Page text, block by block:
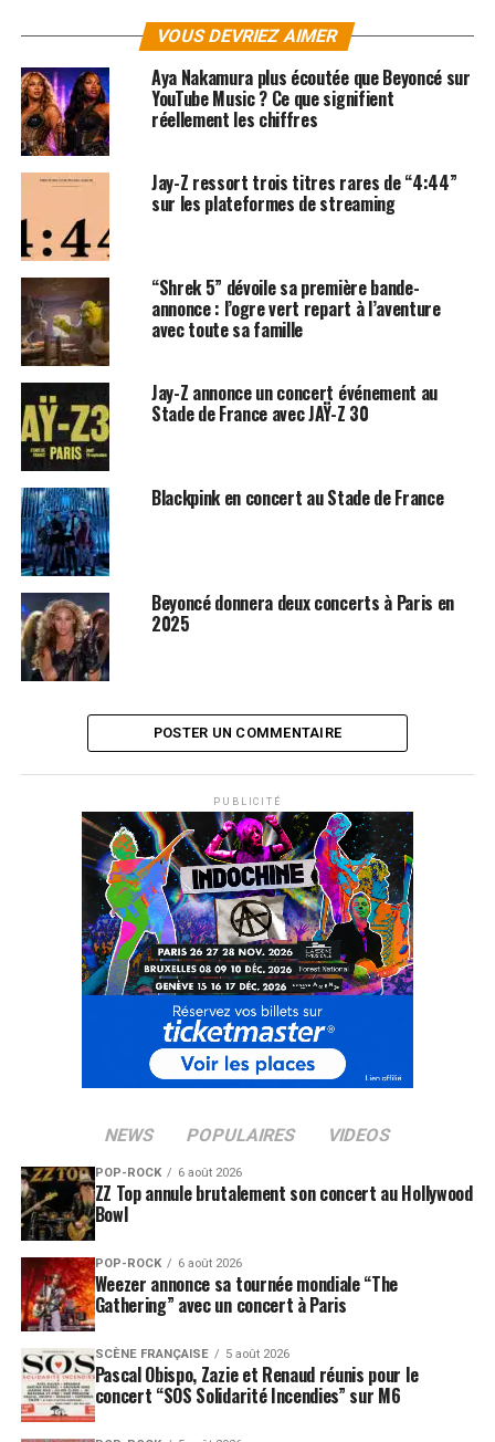
SUJETS ASSOCIÉS:
BRADLEY COOPER
FILM
VOUS DEVRIEZ AIMER
Aya Nakamura plus écoutée que Beyoncé sur
YouTube Music ? Ce que signifient
réellement les chiffres
Jay-Z ressort trois titres rares de “4:44”
sur les plateformes de streaming
“Shrek 5” dévoile sa première bande-
annonce : l’ogre vert repart à l’aventure
avec toute sa famille
Jay-Z annonce un concert événement au
Stade de France avec JAŸ-Z 30
Blackpink en concert au Stade de France
Beyoncé donnera deux concerts à Paris en
2025
POSTER UN COMMENTAIRE
PUBLICITÉ
NEWS POPULAIRES VIDEOS
POP-ROCK 6 août 2026
ZZ Top annule brutalement son concert au Hollywood
Bowl
POP-ROCK 6 août 2026
Weezer annonce sa tournée mondiale “The
Gathering” avec un concert à Paris
SCÈNE FRANÇAISE 5 août 2026
Pascal Obispo, Zazie et Renaud réunis pour le
concert “SOS Solidarité Incendies” sur M6